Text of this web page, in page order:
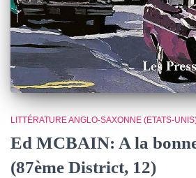
LITTÉRATURE ANGLO-SAXONNE (ETATS-
Ed MCBAIN: A la
(87ème District, 12)